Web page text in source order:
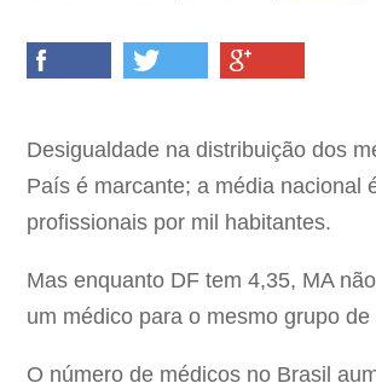
Desigualdade na distribuição dos
País é marcante; a média nacional
profissionais por mil habitantes.
Mas enquanto DF tem 4,35, MA
um médico para o mesmo grupo de
O número de médicos no Brasil